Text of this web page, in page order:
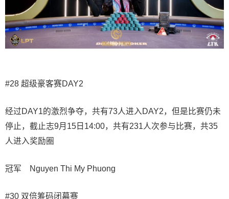
#28 超级豪客赛DAY2
经过DAY1的激烈争夺，共有73人进入DAY2，但是比赛仍未
停止，截止志9月15日14:00，共有231人次参与比赛，共35
人进入奖励圈
冠军 Nguyen Thi My Phuong
#30 双倍筹码闭幕赛